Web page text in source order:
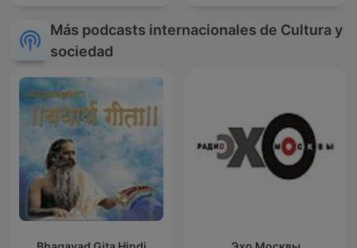
Más podcasts internacionales de Cultura y
sociedad